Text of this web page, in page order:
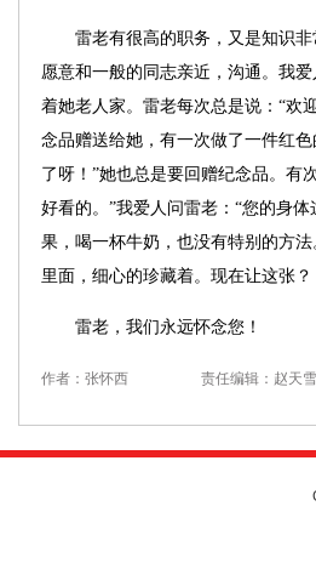
雷老有很高的职务，又是知识非
愿意和一般的同志亲近，沟通。我
着她老人家。雷老每次总是说：“欢
念品赠送给她，有一次做了一件红
了呀！”她也总是要回赠纪念品。有
好看的。”我爱人问雷老：“您的身
果，喝一杯牛奶，也没有特别的方
里面，细心的珍藏着。现在让这张
雷老，我们永远怀念您！
作者：张怀西 责任编辑：赵天雪